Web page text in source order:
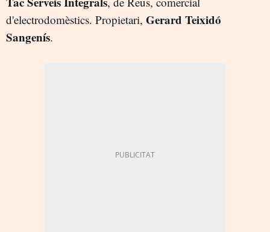
d'electrodomèstics. Propietari, Gerard Teixidó
Sangenís.